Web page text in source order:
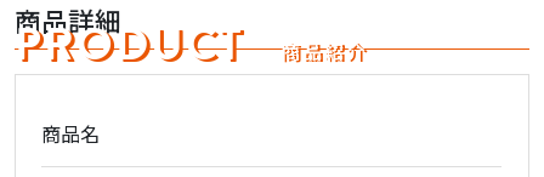
PRODUCT 商品紹介
商品詳細
商品名